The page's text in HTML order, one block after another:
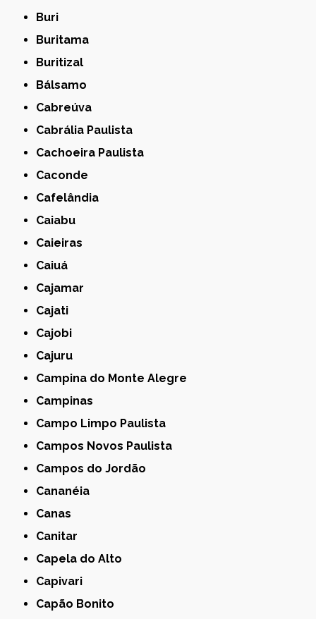
Buri
Buritama
Buritizal
Bálsamo
Cabreúva
Cabrália Paulista
Cachoeira Paulista
Caconde
Cafelândia
Caiabu
Caieiras
Caiuá
Cajamar
Cajati
Cajobi
Cajuru
Campina do Monte Alegre
Campinas
Campo Limpo Paulista
Campos Novos Paulista
Campos do Jordão
Cananéia
Canas
Canitar
Capela do Alto
Capivari
Capão Bonito